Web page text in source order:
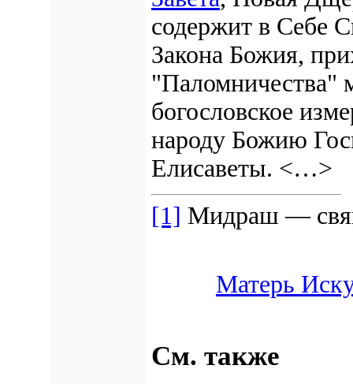
содержит в Себе
Закона Божия,
"Паломничества"
богословское
народу Божию
Елисаветы. <…>
[1] Мидраш —
Матерь
См. также